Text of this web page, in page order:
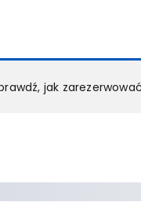
jak
oddzielne rezerwacje
u naszego doradcy.